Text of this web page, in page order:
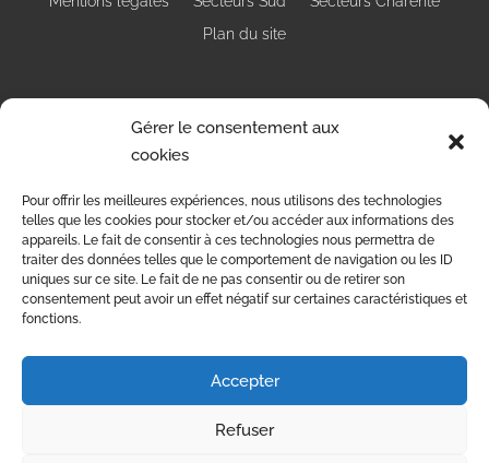
Gérer le consentement aux
cookies
Pour offrir les meilleures expériences, nous utilisons des technologies
telles que les cookies pour stocker et/ou accéder aux informations des
appareils. Le fait de consentir à ces technologies nous permettra de
traiter des données telles que le comportement de navigation ou les ID
uniques sur ce site. Le fait de ne pas consentir ou de retirer son
consentement peut avoir un effet négatif sur certaines caractéristiques et
fonctions.
Accepter
Refuser
Plan du site
RÉALISATION